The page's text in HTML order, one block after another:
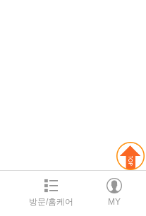
방문/홈케어 MY